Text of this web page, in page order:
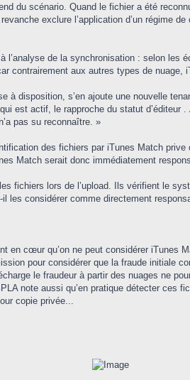
du scénario. Quand le fichier a été
exclure l’application d’un régime
l’analyse de la synchronisation : selon
contrairement aux autres types de
à disposition, s’en ajoute une nouvelle
est actif, le rapproche du statut d’éditeur
pas su reconnaître. »
des fichiers par iTunes Match
Match serait donc immédiatement
fichiers lors de l’upload. Ils vérifient le
les considérer comme directement
en cœur qu’on ne peut considérer
pour considérer que la fraude initiale
le fraudeur à partir des nuages ne
note aussi qu’en pratique détecter ces
copie privée...